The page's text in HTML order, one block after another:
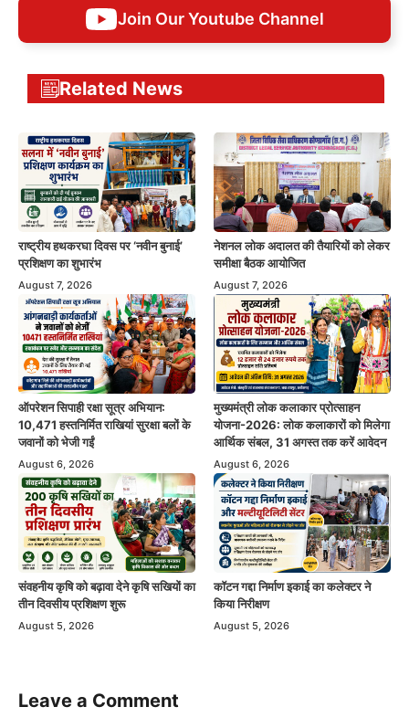
Join Our Youtube Channel
Related News
राष्ट्रीय हथकरघा दिवस पर ‘नवीन बुनाई’
प्रशिक्षण का शुभारंभ
August 7, 2026
नेशनल लोक अदालत की तैयारियों को लेकर
समीक्षा बैठक आयोजित
August 7, 2026
ऑपरेशन सिपाही रक्षा सूत्र अभियान:
10,471 हस्तनिर्मित राखियां सुरक्षा बलों के
जवानों को भेजी गईं
August 6, 2026
मुख्यमंत्री लोक कलाकार प्रोत्साहन
योजना-2026: लोक कलाकारों को मिलेगा
आर्थिक संबल, 31 अगस्त तक करें आवेदन
August 6, 2026
संवहनीय कृषि को बढ़ावा देने कृषि सखियों का
तीन दिवसीय प्रशिक्षण शुरू
August 5, 2026
कॉटन गद्दा निर्माण इकाई का कलेक्टर ने
किया निरीक्षण
August 5, 2026
Leave a Comment